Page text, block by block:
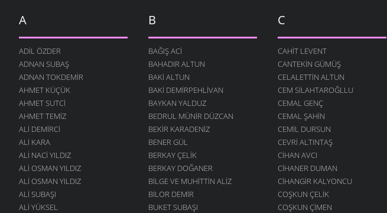
A
ADIL ÖZDER
ADNAN SUBAŞ
ADNAN TOKDEMIR
AHMET KÜÇÜK
AHMET SUTCI
AHMET TEMIZ
ALI DEMIRCI
ALI KARA
ALI NACI YILDIZ
ALI OSMAN YILDIZ
ALI OSMAN YILDIZ
ALI SUBAŞI
ALI YÜKSEL
B
BAĞIŞ ACI
BAHADIR ALTUN
BAKI ALTUN
BAKI DEMIRPEHLIVAN
BAYKAN YALDUZ
BEDRUL MÜNIR DÜZCAN
BEKIR KARADENIZ
BENER GÜL
BERKAY ÇELIK
BERKAY DOĞANER
BILGE VE MUHITTIN ALIZ
BILOR DEMIR
BUKET SUBAŞI
C
CAHIT LEVENT
CANTEKIN GÜMÜŞ
CELALETTIN ALTUN
CEM SILAHTAROĞLLU
CEMAL GENÇ
CEMAL ŞAHIN
CEMIL DURSUN
CEVRI ALTINTAŞ
CIHAN AVCI
CIHANER DUMAN
CIHANGIR KALYONCU
COŞKUN ÇELIK
COŞKUN ÇIMEN